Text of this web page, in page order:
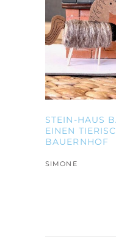
STEIN-HAUS
EINEN
BAUERNHOF
SIMONE